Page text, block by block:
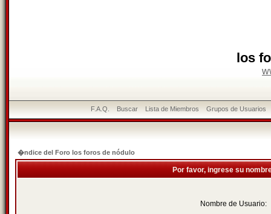
los
F.A.Q. Buscar Lista de Miembros Grupos de Usuarios
�ndice del Foro los foros de nódulo
Por favor, ingrese su
Nombre de Usuario: